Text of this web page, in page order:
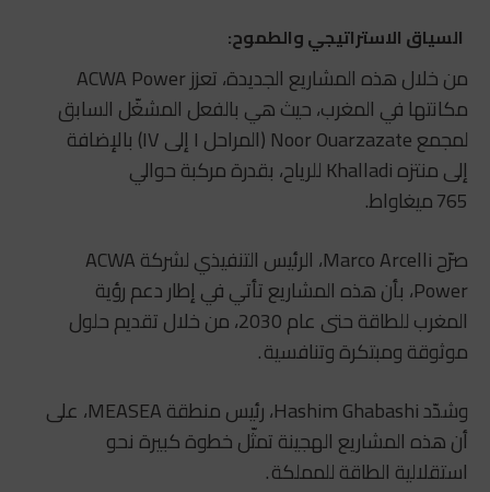
السياق الاستراتيجي والطموح:
من خلال هذه المشاريع الجديدة، تعزز ACWA Power
مكانتها في المغرب، حيث هي بالفعل المشغّل السابق
لمجمع Noor Ouarzazate (المراحل I إلى IV) بالإضافة
إلى منتزه Khalladi للرياح، بقدرة مركبة حوالي
765 ميغاواط.
صرّح Marco Arcelli، الرئيس التنفيذي لشركة ACWA
Power، بأن هذه المشاريع تأتي في إطار دعم رؤية
المغرب للطاقة حتى عام 2030، من خلال تقديم حلول
موثوقة ومبتكرة وتنافسية .
وشدّد Hashim Ghabashi، رئيس منطقة MEASEA، على
أن هذه المشاريع الهجينة تمثّل خطوة كبيرة نحو
استقلالية الطاقة للمملكة .